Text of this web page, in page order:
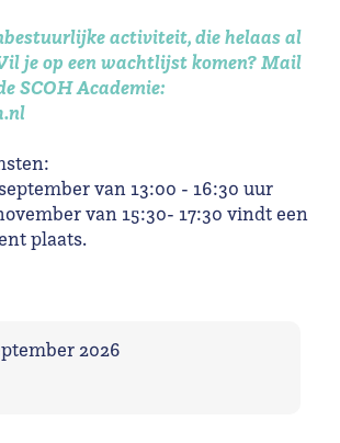
activiteit, die helaas al
je op een wachtlijst komen? Mail
SCOH Academie:
van 13:00 - 16:30 uur
van 15:30- 17:30 vindt een
plaats.
2026